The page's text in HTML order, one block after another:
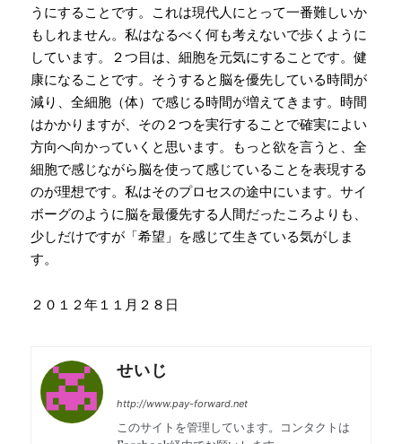
うにすることです。これは現代人にとって一番難しいか
もしれません。私はなるべく何も考えないで歩くように
しています。２つ目は、細胞を元気にすることです。健
康になることです。そうすると脳を優先している時間が
減り、全細胞（体）で感じる時間が増えてきます。時間
はかかりますが、その２つを実行することで確実によい
方向へ向かっていくと思います。もっと欲を言うと、全
細胞で感じながら脳を使って感じていることを表現する
のが理想です。私はそのプロセスの途中にいます。サイ
ボーグのように脳を最優先する人間だったころよりも、
少しだけですが「希望」を感じて生きている気がしま
す。
２０１２年１１月２８日
せいじ
http://www.pay-forward.net
このサイトを管理しています。コンタクトは